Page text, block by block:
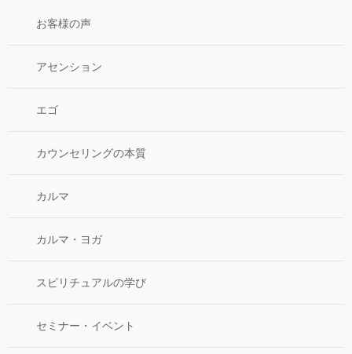
お客様の声
アセンション
エゴ
カウンセリングの本質
カルマ
カルマ・ヨガ
スピリチュアルの学び
セミナー・イベント